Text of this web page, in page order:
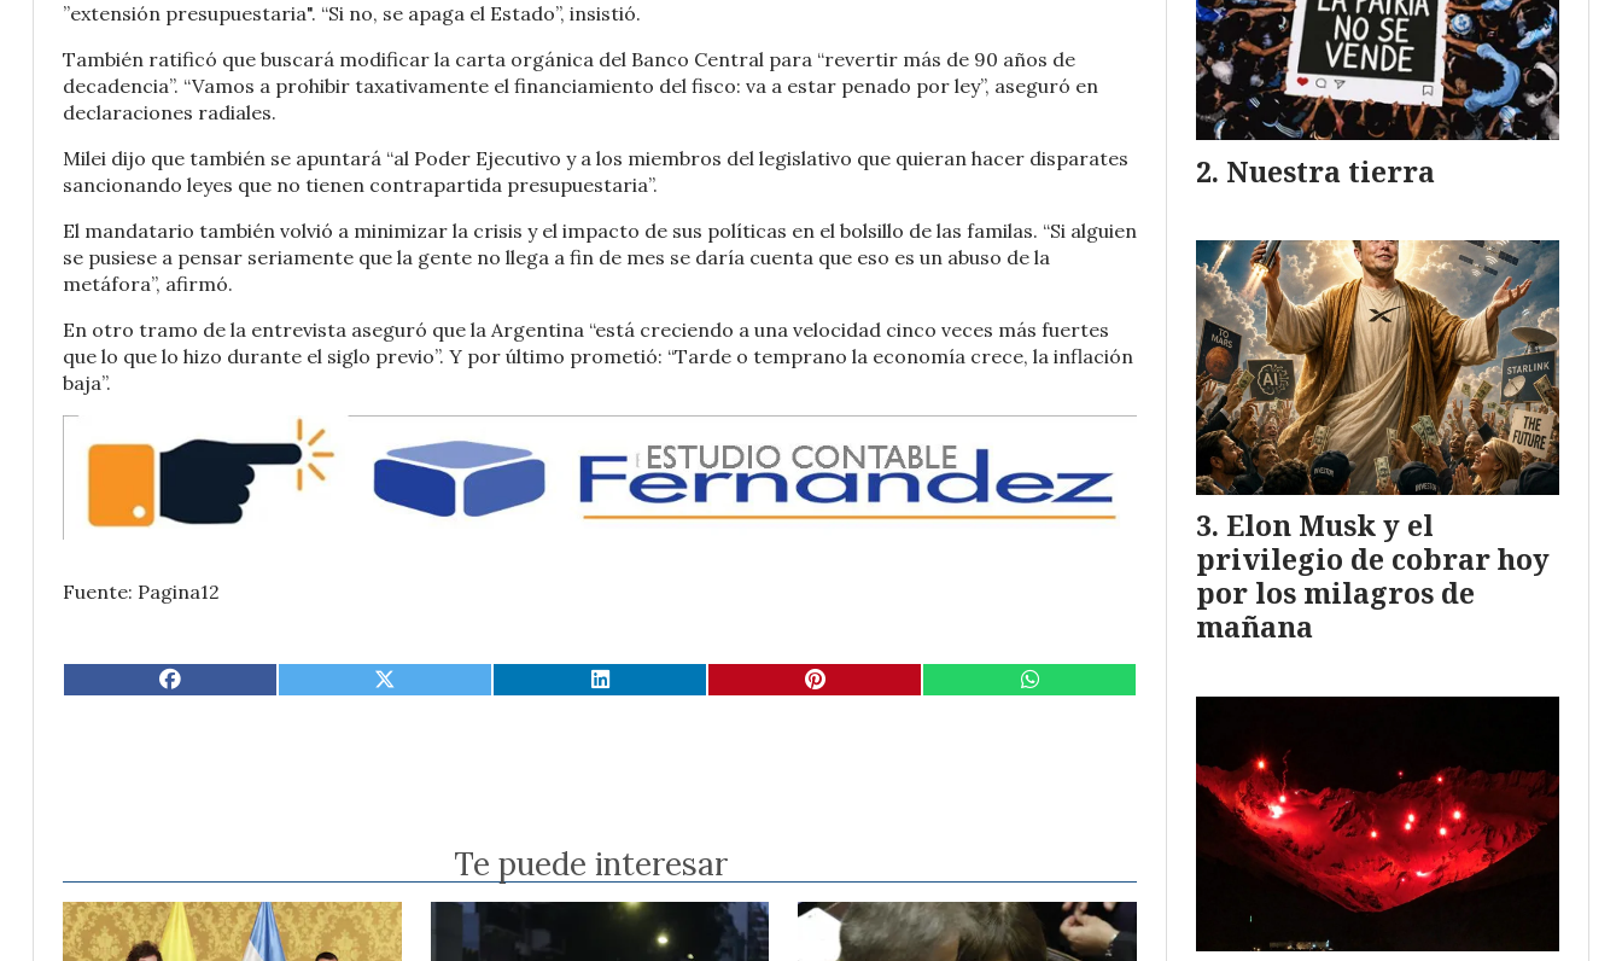
”extensión presupuestaria". “Si no, se apaga el Estado”, insistió.
También ratificó que buscará modificar la carta orgánica del Banco Central para “revertir más de 90 años de
decadencia”. “Vamos a prohibir taxativamente el financiamiento del fisco: va a estar penado por ley”, aseguró en
declaraciones radiales.
Milei dijo que también se apuntará “al Poder Ejecutivo y a los miembros del legislativo que quieran hacer disparates
sancionando leyes que no tienen contrapartida presupuestaria”.
El mandatario también volvió a minimizar la crisis y el impacto de sus políticas en el bolsillo de las familas. “Si alguien
se pusiese a pensar seriamente que la gente no llega a fin de mes se daría cuenta que eso es un abuso de la
metáfora”, afirmó.
En otro tramo de la entrevista aseguró que la Argentina “está creciendo a una velocidad cinco veces más fuertes
que lo que lo hizo durante el siglo previo”. Y por último prometió: “Tarde o temprano la economía crece, la inflación
baja”.
Fuente: Pagina12
Te puede interesar
Nuestra tierra
Elon Musk y el
privilegio de cobrar hoy
por los milagros de
mañana